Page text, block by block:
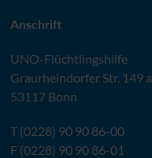
Anschrift
UNO-Flüchtlingshilfe
Graurheindorfer Str. 149 a
53117 Bonn
T (0228) 90 90 86-00
F (0228) 90 90 86-01